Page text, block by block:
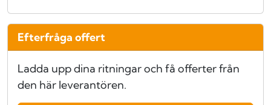
Efterfråga offert
Ladda upp dina ritningar och få offerter från
den här leverantören.